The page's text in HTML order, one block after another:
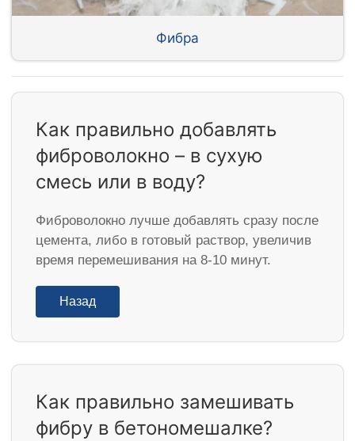
Фибра
Как правильно добавлять
фиброволокно – в сухую
смесь или в воду?
Фиброволокно лучше добавлять сразу после
цемента, либо в готовый раствор, увеличив
время перемешивания на 8-10 минут.
Назад
Как правильно замешивать
фибру в бетономешалке?